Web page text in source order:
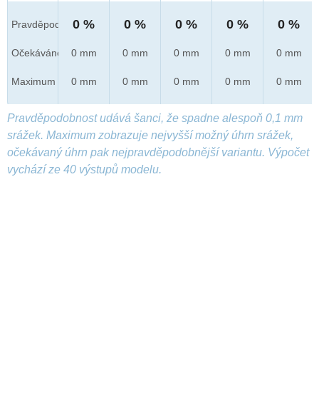
Pravděpod.
Očekáváno
Maximum
0 %
0 mm
0 mm
0 %
0 mm
0 mm
0 %
0 mm
0 mm
0 %
0 mm
0 mm
0 %
0 mm
0 mm
Pravděpodobnost udává šanci, že spadne alespoň 0,1 mm
srážek. Maximum zobrazuje nejvyšší možný úhrn srážek,
očekávaný úhrn pak nejpravděpodobnější variantu. Výpočet
vychází ze 40 výstupů modelu.